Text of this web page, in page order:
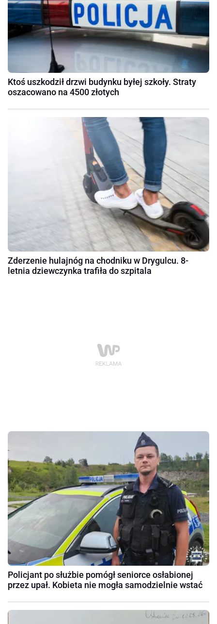
Ktoś uszkodził drzwi budynku byłej szkoły. Straty
oszacowano na 4500 złotych
Zderzenie hulajnóg na chodniku w Drygulcu. 8-
letnia dziewczynka trafiła do szpitala
Policjant po służbie pomógł seniorce osłabionej
przez upał. Kobieta nie mogła samodzielnie wstać